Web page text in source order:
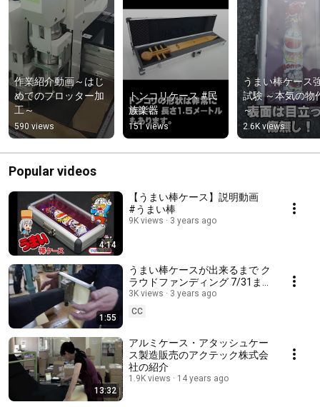
作業紹介動画～はじ
めてのプロッター加
工～
590 views
トンコリケース #民
族楽器
151 views
うまい棒ケース
試験 ～本気の物
～
2.6K views
Popular videos
4:14
【うまい棒ケース】説明動画
#うまい棒
9K views 3 years ago
1:55
うまい棒ケースが出来るまで ク
ラウドファンディング 7/31ま
で【本日最終日】
3K views
3 years ago
CC
13:32
アルミケース・アタッシュケー
ス製造販売のアクテック株式会
社の紹介
1.9K views 14 years ago